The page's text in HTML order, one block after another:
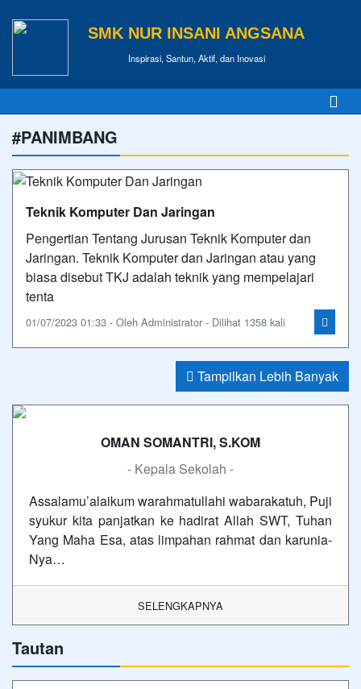
SMK NUR INSANI ANGSANA
Inspirasi, Santun, Aktif, dan Inovasi
#PANIMBANG
Teknik Komputer Dan Jaringan
Pengertian Tentang Jurusan Teknik Komputer dan
Jaringan. Teknik Komputer dan Jaringan atau yang
biasa disebut TKJ adalah teknik yang mempelajari
tenta
01/07/2023 01:33 - Oleh Administrator - Dilihat 1358 kali
Tampilkan Lebih Banyak
OMAN SOMANTRI, S.KOM
- Kepala Sekolah -
Assalamu’alaikum warahmatullahi wabarakatuh, Puji
syukur kita panjatkan ke hadirat Allah SWT, Tuhan
Yang Maha Esa, atas limpahan rahmat dan karunia-
Nya…
SELENGKAPNYA
Tautan